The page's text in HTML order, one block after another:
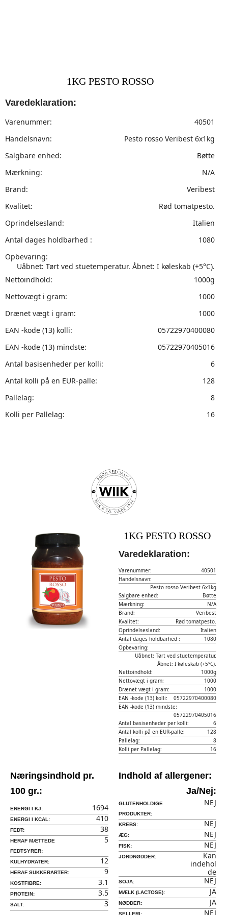
1KG PESTO ROSSO
Varedeklaration:
Varenummer:
40501
Handelsnavn:
Pesto rosso Veribest 6x1kg
Salgbare enhed:
Bøtte
Mærkning:
N/A
Brand:
Veribest
Kvalitet:
Rød tomatpesto.
Oprindelsesland:
Italien
Antal dages holdbarhed :
1080
Opbevaring:
Uåbnet: Tørt ved stuetemperatur. Åbnet: I køleskab (+5°C).
Nettoindhold:
1000g
Nettovægt i gram:
1000
Drænet vægt i gram:
1000
EAN -kode (13) kolli:
05722970400080
EAN -kode (13) mindste:
05722970405016
Antal basisenheder per kolli:
6
Antal kolli på en EUR-palle:
128
Pallelag:
8
Kolli per Pallelag:
16
1KG PESTO ROSSO
Varedeklaration:
Varenummer:
40501
Handelsnavn:
Pesto rosso Veribest 6x1kg
Salgbare enhed:
Bøtte
Mærkning:
N/A
Brand:
Veribest
Kvalitet:
Rød tomatpesto.
Oprindelsesland:
Italien
Antal dages holdbarhed :
1080
Opbevaring:
Uåbnet: Tørt ved stuetemperatur.
Åbnet: I køleskab (+5°C).
Nettoindhold:
1000g
Nettovægt i gram:
1000
Drænet vægt i gram:
1000
EAN -kode (13) kolli:
05722970400080
EAN -kode (13) mindste:
05722970405016
Antal basisenheder per kolli:
6
Antal kolli på en EUR-palle:
128
Pallelag:
8
Kolli per Pallelag:
16
Næringsindhold pr.
100 gr.:
ENERGI I KJ: 1694
ENERGI I KCAL: 410
FEDT: 38
HERAF MÆTTEDE
FEDTSYRER:
5
KULHYDRATER: 12
HERAF SUKKERARTER: 9
KOSTFIBRE: 3.1
PROTEIN: 3.5
SALT: 3
Indhold af allergener:
Ja/Nej:
GLUTENHOLDIGE
PRODUKTER:
NEJ
KREBS: NEJ
ÆG: NEJ
FISK: NEJ
JORDNØDDER:
Kan
indehol
de
SOJA: NEJ
MÆLK (LACTOSE): JA
NØDDER: JA
SELLERI: NEJ